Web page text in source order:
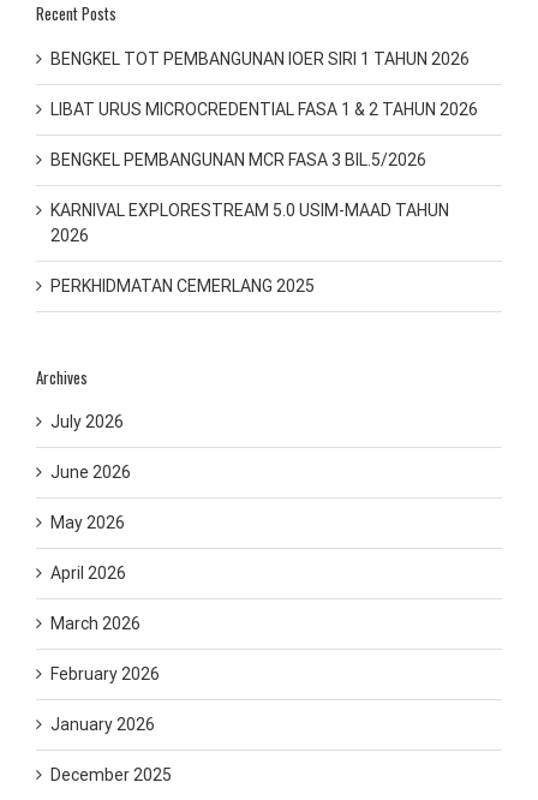
Recent Posts
BENGKEL TOT PEMBANGUNAN IOER SIRI 1 TAHUN 2026
LIBAT URUS MICROCREDENTIAL FASA 1 & 2 TAHUN 2026
BENGKEL PEMBANGUNAN MCR FASA 3 BIL.5/2026
KARNIVAL EXPLORESTREAM 5.0 USIM-MAAD TAHUN
2026
PERKHIDMATAN CEMERLANG 2025
Archives
July 2026
June 2026
May 2026
April 2026
March 2026
February 2026
January 2026
December 2025